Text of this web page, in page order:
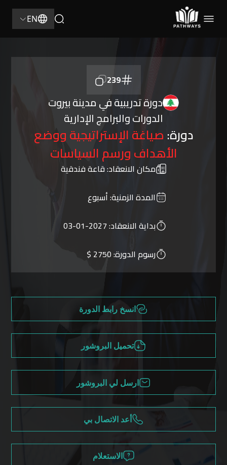
EN
239
دورة تدريبية في مدينة بيروت
الدورات والبرامج الإدارية
دورة: صياغة الإستراتيجية ووضع
الأهداف ورسم السياسات
مكان الانعقاد:قاعة فندقية
المدة الزمنية:أسبوع
بداية الانعقاد:2027-01-03
رسوم الدورة:2750 $
انسخ رابط الدورة
تحميل البروشور
ارسل لي البروشور
أعد الاتصال بي
الاستعلام